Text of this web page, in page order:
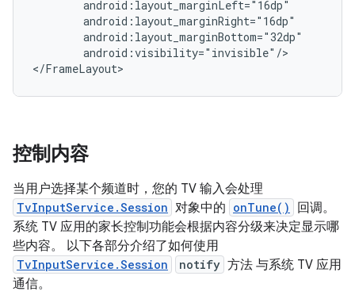
android:visibility="invisible"/>
</FrameLayout>
控制内容
当用户选择某个频道时，您的 TV 输入会处理
TvInputService.Session 对象中的 onTune()
回调。
系统 TV 应用的家长控制功能会根据内容分级来决定显示哪
些内容。 以下各部分介绍了如何使用
TvInputService.Session notify 方法 与系统 TV 应用
通信。